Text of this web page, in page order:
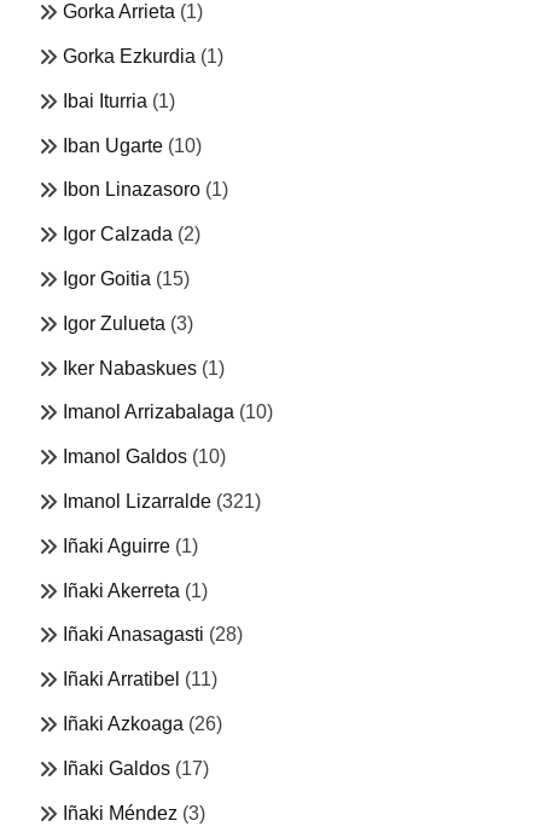
Gorka Arrieta (1)
Gorka Ezkurdia (1)
Ibai Iturria (1)
Iban Ugarte (10)
Ibon Linazasoro (1)
Igor Calzada (2)
Igor Goitia (15)
Igor Zulueta (3)
Iker Nabaskues (1)
Imanol Arrizabalaga (10)
Imanol Galdos (10)
Imanol Lizarralde (321)
Iñaki Aguirre (1)
Iñaki Akerreta (1)
Iñaki Anasagasti (28)
Iñaki Arratibel (11)
Iñaki Azkoaga (26)
Iñaki Galdos (17)
Iñaki Méndez (3)